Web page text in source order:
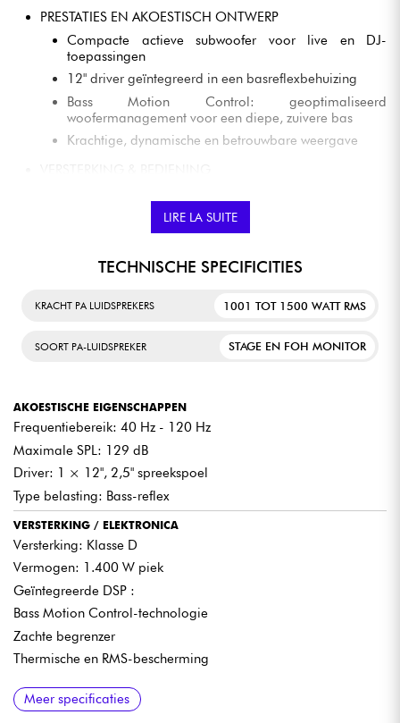
PRESTATIES EN AKOESTISCH ONTWERP
Compacte actieve subwoofer voor live en DJ-
toepassingen
12" driver geïntegreerd in een basreflexbehuizing
Bass Motion Control: geoptimaliseerd
woofermanagement voor een diepe, zuivere bas
Krachtige, dynamische en betrouwbare weergave
Volumeregeling, EQ, polariteitsomkering
Crossover-frequentieselector
Ideale compatibiliteit met 8" / 10" satellieten of
compacte luidsprekers
CONSTRUCTIE & DRAAGBAARHEID
Duurzame coating voor intensief gebruik
statief
LIRE LA SUITE
TECHNISCHE SPECIFICITIES
KRACHT PA LUIDSPREKERS 1001 TOT 1500 WATT RMS
SOORT PA-LUIDSPREKER STAGE EN FOH MONITOR
AKOESTISCHE EIGENSCHAPPEN
Frequentiebereik: 40 Hz - 120 Hz
Maximale SPL: 129 dB
Driver: 1 × 12", 2,5" spreekspoel
Type belasting: Bass-reflex
VERSTERKING / ELEKTRONICA
Versterking: Klasse D
Vermogen: 1.400 W piek
Geïntegreerde DSP :
Bass Motion Control-technologie
Zachte begrenzer
Thermische en RMS-bescherming
AANSLUITING
Ingangen: 2 × XLR (L/R, bal/unbal)
BOUW / MECHANICA
Materiaal: Berkentriplex
Meer specificaties